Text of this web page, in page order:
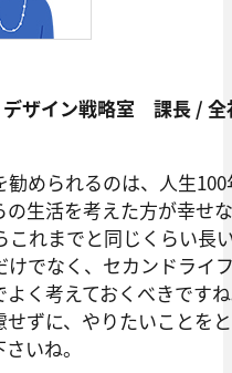
ザイン戦略室 課長 / 全
められるのは、人生
生活を考えた方が幸せ
これまでと同じくらい長
でなく、セカンドライ
く考えておくべきです
ずに、やりたいことを
いね。